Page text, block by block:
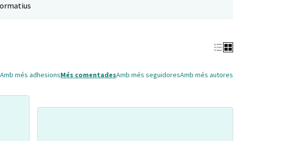
Amb més adhesionsMés comentadesAmb més seguidoresAmb més autores